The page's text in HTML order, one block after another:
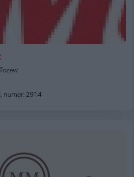
, numer: 2914